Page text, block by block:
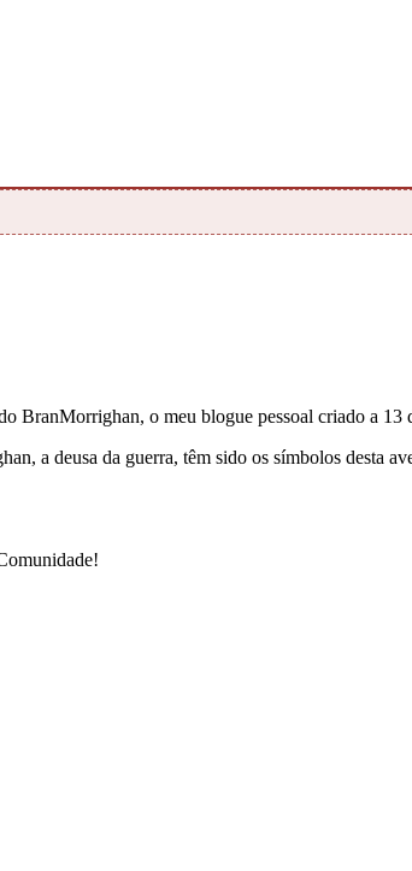
BranMorrighan, o meu blogue pessoal criado a 13
a deusa da guerra, têm sido os símbolos desta